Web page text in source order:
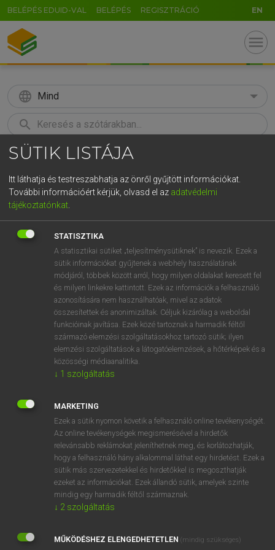
BELÉPÉS EDUID-VAL BELÉPÉS REGISZTRÁCIÓ EN
menu
language Mind
search
KERESÉS
LÁZÁR A. PÉTER, VARGA GYÖRGY
VAN ELŐFIZETÉSED?
Van előfizetésem a teljes szócikk megtekintéséhez.
BELÉPÉS
NINCS ELŐFIZETÉSED?
Nincs regisztrációm és előfizetésem. A szótár 2 órás,
díjmentes próbaverziójának elindításához regisztrálok és
belépek.
REGISZTRÁCIÓ
SÜTIK LISTÁJA
Itt láthatja és testreszabhatja az önről gyűjtött információkat.
További információért kérjük, olvasd el az adatvédelmi
tájékoztatónkat
STATISZTIKA
A statisztikai sütiket „teljesítménysütiknek” is nevezik. Ezek a
sütik információkat gyűjtenek a webhely használatának
módjáról, többek között arról, hogy milyen oldalakat keresett fel
és milyen linkekre kattintott. Ezek az információk a felhasználó
azonosítására nem használhatóak, mivel az adatok
összesítettek és anonimizáltak. Céljuk kizárólag a weboldal
funkcióinak javítása. Ezek közé tartoznak a harmadik féltől
származó elemzési szolgáltatásokhoz tartozó sütik; ilyen
elemzési szolgáltatások a látogatóelemzések, a hőtérképek és a
közösségi médiaanalitika.
↓ 1 szolgáltatás
MARKETING
Ezek a sütik nyomon követik a felhasználó online tevékenységét.
Az online tevékenységek megismerésével a hirdetők
relevánsabb reklámokat jeleníthetnek meg, és korlátozhatják,
hogy a felhasználó hány alkalommal láthat egy hirdetést. Ezek a
sütik más szervezetekkel és hirdetőkkel is megoszthatják
ezeket az információkat. Ezek állandó sütik, amelyek szinte
mindig egy harmadik féltől származnak.
↓ 2 szolgáltatás
MŰKÖDÉSHEZ ELENGEDHETETLEN (mindig szükséges)
GR
t z u i o p
g h j k l é á ű Ω
v n m